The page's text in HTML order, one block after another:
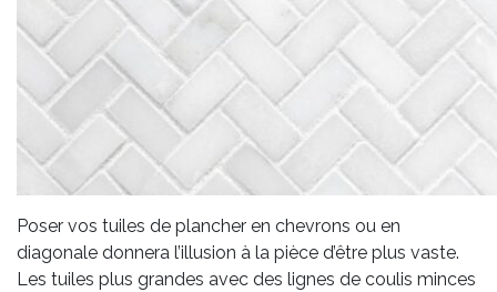
Poser vos tuiles de plancher en chevrons ou en
diagonale donnera l’illusion à la pièce d’être plus vaste.
Les tuiles plus grandes avec des lignes de coulis minces